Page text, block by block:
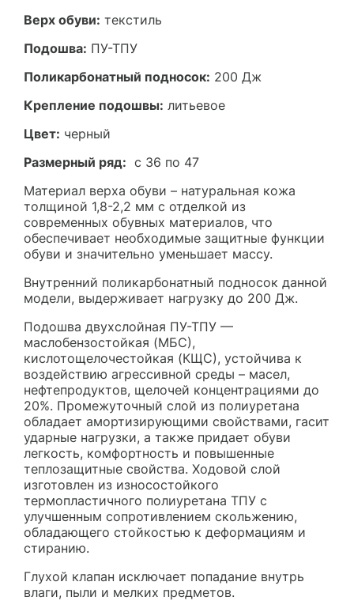
Верх обуви: текстиль
Подошва: ПУ-ТПУ
Поликарбонатный подносок: 200 Дж
Крепление подошвы: литьевое
Цвет: черный
Размерный ряд: с 36 по 47
Материал верха обуви – натуральная кожа
толщиной 1,8-2,2 мм с отделкой из
современных обувных материалов, что
обеспечивает необходимые защитные функции
обуви и значительно уменьшает массу.
Внутренний поликарбонатный подносок данной
модели, выдерживает нагрузку до 200 Дж.
Подошва двухслойная ПУ-ТПУ —
маслобензостойкая (МБС),
кислотощелочестойкая (КЩС), устойчива к
воздействию агрессивной среды – масел,
нефтепродуктов, щелочей концентрациями до
20%. Промежуточный слой из полиуретана
обладает амортизирующими свойствами, гасит
ударные нагрузки, а также придает обуви
легкость, комфортность и повышенные
теплозащитные свойства. Ходовой слой
изготовлен из износостойкого
термопластичного полиуретана ТПУ с
улучшенным сопротивлением скольжению,
обладающего стойкостью к деформациям и
стиранию.
Глухой клапан исключает попадание внутрь
влаги, пыли и мелких предметов.